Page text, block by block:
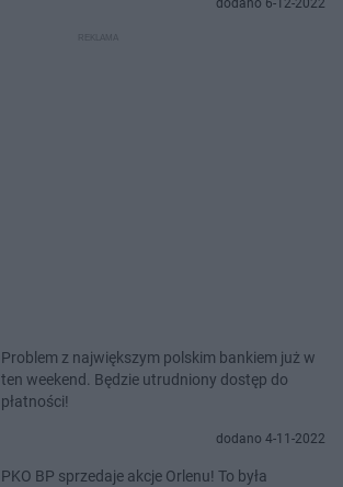
dodano 6-12-2022
Problem z największym polskim bankiem już w
ten weekend. Będzie utrudniony dostęp do
płatności!
dodano 4-11-2022
PKO BP sprzedaje akcje Orlenu! To była